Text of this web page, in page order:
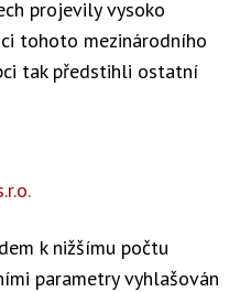
projevily vysoko
tohoto mezinárodního
tak předstihli ostatní
k nižšímu počtu
parametry vyhlašován